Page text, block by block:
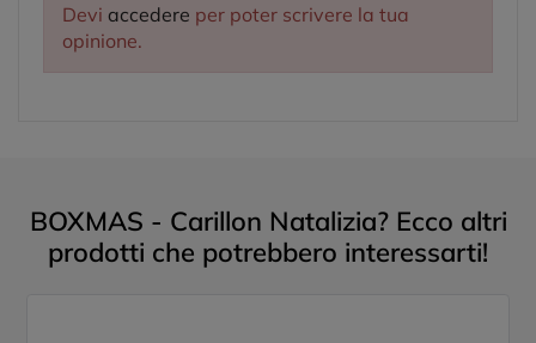
Devi accedere per poter scrivere la tua
opinione.
BOXMAS - Carillon Natalizia? Ecco altri
prodotti che potrebbero interessarti!